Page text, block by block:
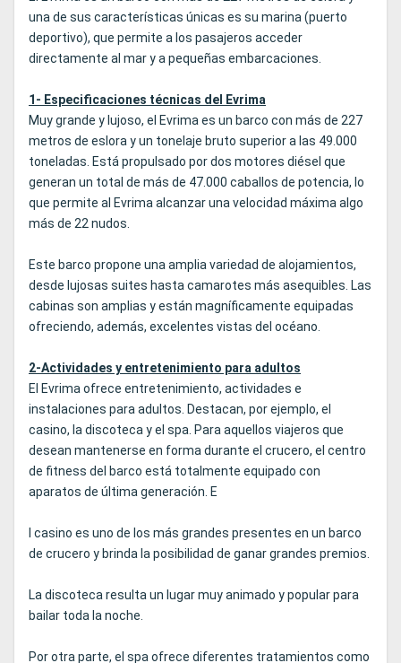
una de sus características únicas es su marina (puerto
deportivo), que permite a los pasajeros acceder
directamente al mar y a pequeñas embarcaciones.
1- Especificaciones técnicas del Evrima
Muy grande y lujoso, el Evrima es un barco con más de 227
metros de eslora y un tonelaje bruto superior a las 49.000
toneladas. Está propulsado por dos motores diésel que
generan un total de más de 47.000 caballos de potencia, lo
que permite al Evrima alcanzar una velocidad máxima algo
más de 22 nudos.
Este barco propone una amplia variedad de alojamientos,
desde lujosas suites hasta camarotes más asequibles. Las
cabinas son amplias y están magníficamente equipadas
ofreciendo, además, excelentes vistas del océano.
2-Actividades y entretenimiento para adultos
El Evrima ofrece entretenimiento, actividades e
instalaciones para adultos. Destacan, por ejemplo, el
casino, la discoteca y el spa. Para aquellos viajeros que
desean mantenerse en forma durante el crucero, el centro
de fitness del barco está totalmente equipado con
aparatos de última generación. E
l casino es uno de los más grandes presentes en un barco
de crucero y brinda la posibilidad de ganar grandes premios.
La discoteca resulta un lugar muy animado y popular para
bailar toda la noche.
Por otra parte, el spa ofrece diferentes tratamientos como